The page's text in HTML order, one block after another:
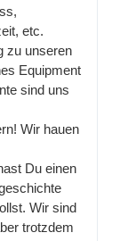
etc.
zu unseren
Equipment
sind uns
Wir hauen
Du einen
Wir sind
trotzdem